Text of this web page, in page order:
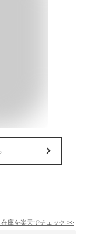
庫を楽天でチェック >>